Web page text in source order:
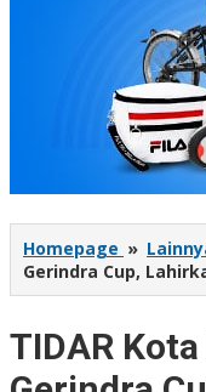
Homepage »
Gerindra Cup,
TIDAR